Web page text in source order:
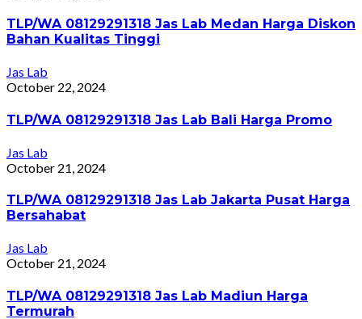
TLP/WA 08129291318 Jas Lab Medan Harga Diskon
Bahan Kualitas Tinggi
Jas Lab
October 22, 2024
TLP/WA 08129291318 Jas Lab Bali Harga Promo
Jas Lab
October 21, 2024
TLP/WA 08129291318 Jas Lab Jakarta Pusat Harga
Bersahabat
Jas Lab
October 21, 2024
TLP/WA 08129291318 Jas Lab Madiun Harga
Termurah